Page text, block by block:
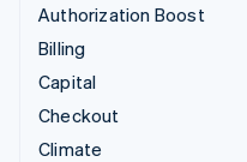
Authorization Boost
Billing
Capital
Checkout
Climate